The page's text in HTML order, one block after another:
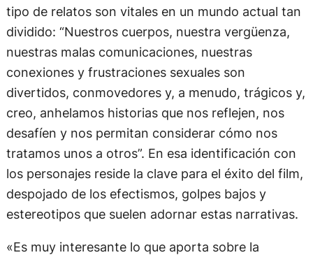
tipo de relatos son vitales en un mundo actual tan
dividido: “Nuestros cuerpos, nuestra vergüenza,
nuestras malas comunicaciones, nuestras
conexiones y frustraciones sexuales son
divertidos, conmovedores y, a menudo, trágicos y,
creo, anhelamos historias que nos reflejen, nos
desafíen y nos permitan considerar cómo nos
tratamos unos a otros”. En esa identificación con
los personajes reside la clave para el éxito del film,
despojado de los efectismos, golpes bajos y
estereotipos que suelen adornar estas narrativas.
«Es muy interesante lo que aporta sobre la